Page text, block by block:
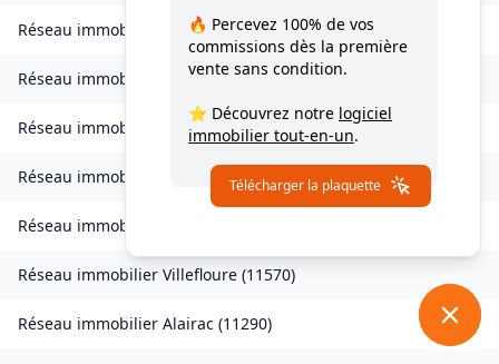
Réseau immobilier Vignevieille(11330)
Réseau immobilier Villalier(11600 )
Réseau immobilier Villanière(11600)
Réseau immobilier Villardebelle ( 11580
Réseau immobilier
Réseau immobilier Villefloure (11570)
Réseau immobilier Alairac (11290)
🔥 Percevez 100% de vos
commissions dès la première
vente sans condition.
⭐ Découvrez notre logiciel
immobilier tout-en-un.
Télécharger la plaquette